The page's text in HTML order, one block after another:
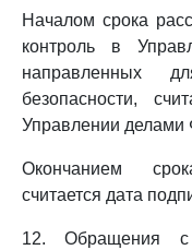
Началом срока
контроль в
направленных
безопасности,
Управлении
Окончанием
считается дата
12. Обращения с